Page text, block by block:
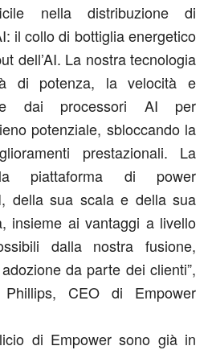
nella distribuzione di
il collo di bottiglia energetico
dell’AI. La nostra tecnologia
di potenza, la velocità e
dai processori AI per
potenziale, sbloccando la
prestazionali. La
piattaforma di power
della sua scala e della sua
insieme ai vantaggi a livello
dalla nostra fusione,
da parte dei clienti”,
CEO di Empower
di Empower sono già in